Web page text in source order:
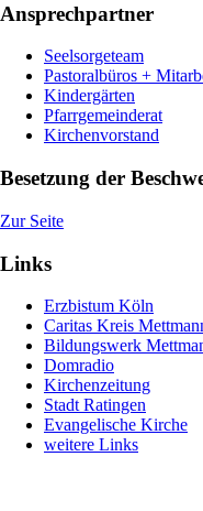
Ansprechpartner
Seelsorgeteam
Pastoralbüros +
Kindergärten
Pfarrgemeinderat
Kirchenvorstand
Besetzung der
Zur Seite
Links
Erzbistum Köln
Caritas Kreis
Bildungswerk
Domradio
Kirchenzeitung
Stadt Ratingen
Evangelische Kirche
weitere Links